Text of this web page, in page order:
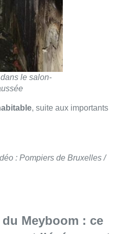
: Pompiers de Bruxelles /
Meyboom : ce